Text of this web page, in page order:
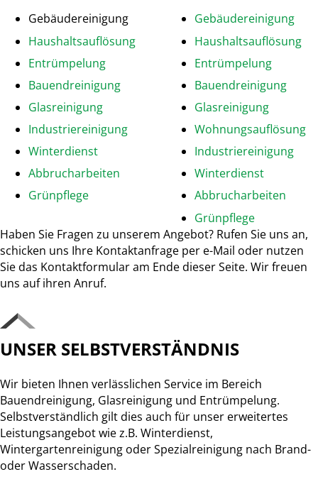
Gebäudereinigung
Haushaltsauflösung
Entrümpelung
Bauendreinigung
Glasreinigung
Industriereinigung
Winterdienst
Abbrucharbeiten
Grünpflege
Gebäudereinigung
Haushaltsauflösung
Entrümpelung
Bauendreinigung
Glasreinigung
Wohnungsauflösung
Industriereinigung
Winterdienst
Abbrucharbeiten
Grünpflege
Haben Sie Fragen zu unserem Angebot? Rufen Sie uns an,
schicken uns Ihre Kontaktanfrage per e-Mail oder nutzen
Sie das Kontaktformular am Ende dieser Seite. Wir freuen
uns auf ihren Anruf.
UNSER SELBSTVERSTÄNDNIS
Wir bieten Ihnen verlässlichen Service im Bereich
Bauendreinigung, Glasreinigung und Entrümpelung.
Selbstverständlich gilt dies auch für unser erweitertes
Leistungsangebot wie z.B. Winterdienst,
Wintergartenreinigung oder Spezialreinigung nach Brand-
oder Wasserschaden.